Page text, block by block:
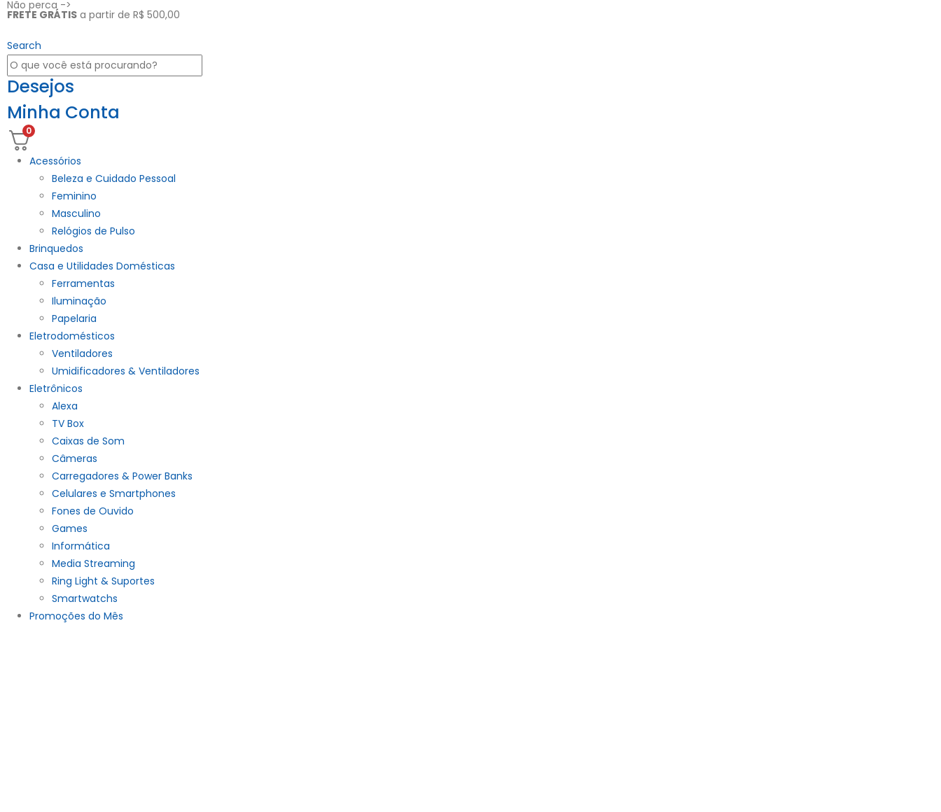
Não perca ->
FRETE GRÁTIS a partir de R$ 500,00
Search
Desejos
Minha Conta
0
Acessórios
Beleza e Cuidado Pessoal
Feminino
Masculino
Relógios de Pulso
Brinquedos
Casa e Utilidades Domésticas
Ferramentas
Iluminação
Papelaria
Eletrodomésticos
Ventiladores
Umidificadores & Ventiladores
Eletrônicos
Alexa
TV Box
Caixas de Som
Câmeras
Carregadores & Power Banks
Celulares e Smartphones
Fones de Ouvido
Games
Informática
Media Streaming
Ring Light & Suportes
Smartwatchs
Promoções do Mês